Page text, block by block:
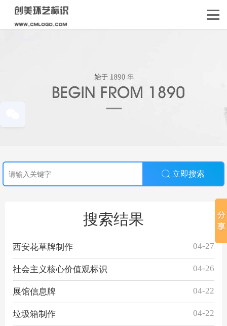
立即搜索
搜索结果
西安花草牌制作 04-27
社会主义核心价值观标识 04-26
展馆信息牌 04-22
垃圾箱制作 04-22